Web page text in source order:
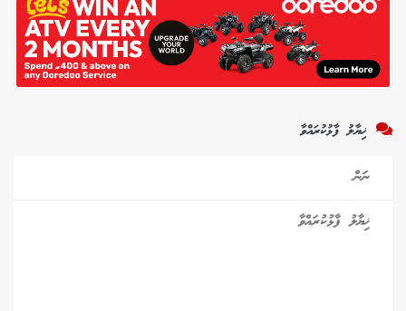
ޚިޔާލު ފާޅުކުރައްވާ